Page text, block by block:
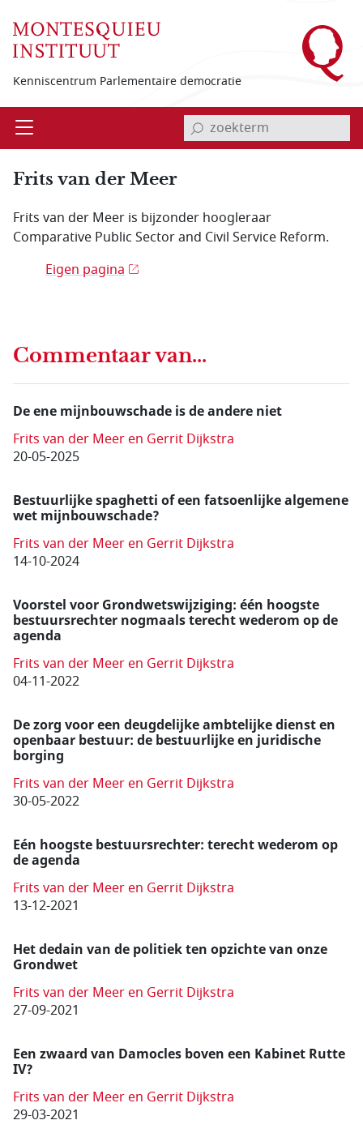
Kenniscentrum Parlementaire democratie
Open invoerveld zoekterm
Frits van der Meer
Frits van der Meer is bijzonder hoogleraar
Comparative Public Sector and Civil Service Reform.
Eigen pagina
Commentaar van...
De ene mijnbouw­schade is de andere niet
Frits van der Meer en Gerrit Dijkstra
20-05-2025
Bestuurlijke spaghetti of een fatsoenlijke algemene
wet mijnbouwschade?
Frits van der Meer en Gerrit Dijkstra
14-10-2024
Voorstel voor Grondwetswijziging: één hoogste
bestuursrechter nogmaals terecht wederom op de
agenda
Frits van der Meer en Gerrit Dijkstra
04-11-2022
De zorg voor een deugdelijke ambtelijke dienst en
openbaar bestuur: de bestuurlijke en juridische
borging
Frits van der Meer en Gerrit Dijkstra
30-05-2022
Eén hoogste bestuursrechter: terecht wederom op
de agenda
Frits van der Meer en Gerrit Dijkstra
13-12-2021
Het dedain van de politiek ten opzichte van onze
Grondwet
Frits van der Meer en Gerrit Dijkstra
27-09-2021
Een zwaard van Damocles boven een Kabinet Rutte
IV?
Frits van der Meer en Gerrit Dijkstra
29-03-2021